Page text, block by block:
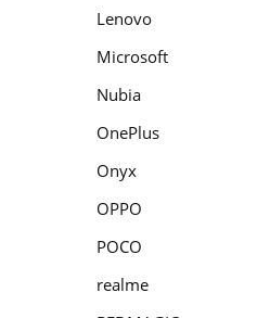
Lenovo
Microsoft
Nubia
OnePlus
Onyx
OPPO
POCO
realme